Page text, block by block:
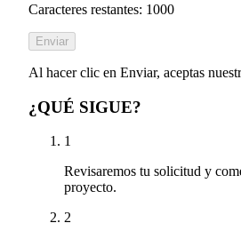
Caracteres restantes: 1000
Enviar
Al hacer clic en Enviar, aceptas
¿QUÉ SIGUE?
1
Revisaremos tu solicitud y
proyecto.
2